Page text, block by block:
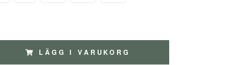
LÄGG I VARUKORG